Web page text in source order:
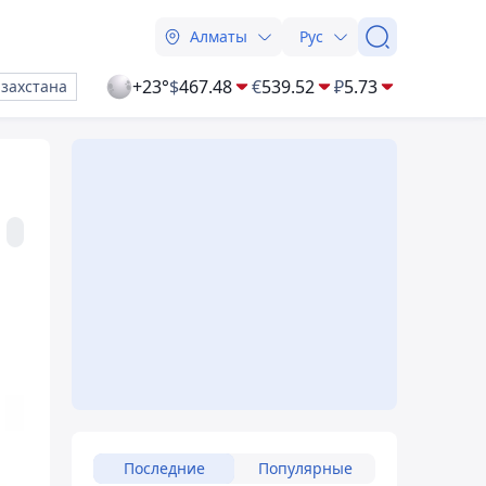
Алматы Рус
+23°$467.48 €539.52 ₽5.73
Последние Популярные